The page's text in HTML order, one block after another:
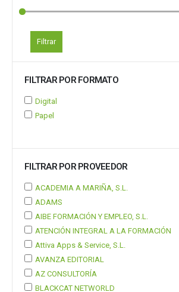
Filtrar
FILTRAR POR FORMATO
Digital
Papel
FILTRAR POR PROVEEDOR
ACADEMIA A MARIÑA, S.L.
ADAMS
AIBE FORMACIÓN Y EMPLEO, S.L.
ATENCIÓN INTEGRAL A LA FORMACIÓN
Attiva Apps & Service, S.L.
AVANZA EDITORIAL
AZ CONSULTORÍA
BLACKCAT NETWORLD